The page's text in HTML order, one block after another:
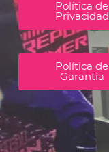
Política de
Privacidad
Política de
Garantía